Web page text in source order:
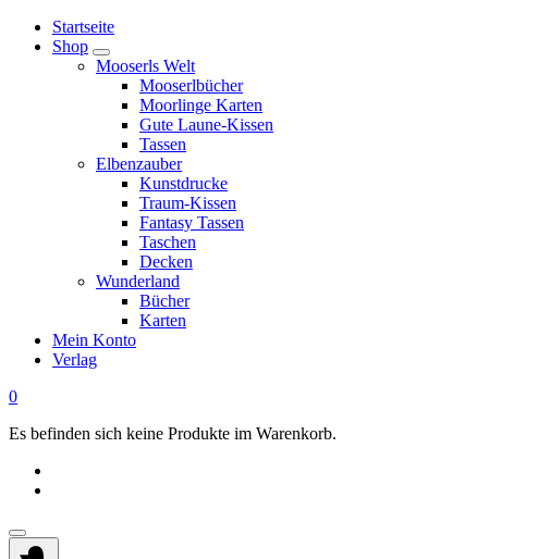
Springe
zum
Startseite
Shop
Mooserls Welt
Mooserlbücher
Moorlinge Karten
Gute Laune-Kissen
Tassen
Elbenzauber
Kunstdrucke
Traum-Kissen
Fantasy Tassen
Taschen
Decken
Wunderland
Bücher
Karten
Mein Konto
Verlag
0
Es befinden sich keine Produkte im Warenkorb.